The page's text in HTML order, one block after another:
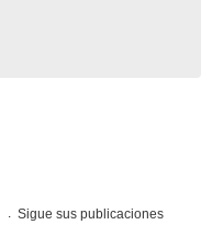
Sigue sus publicaciones